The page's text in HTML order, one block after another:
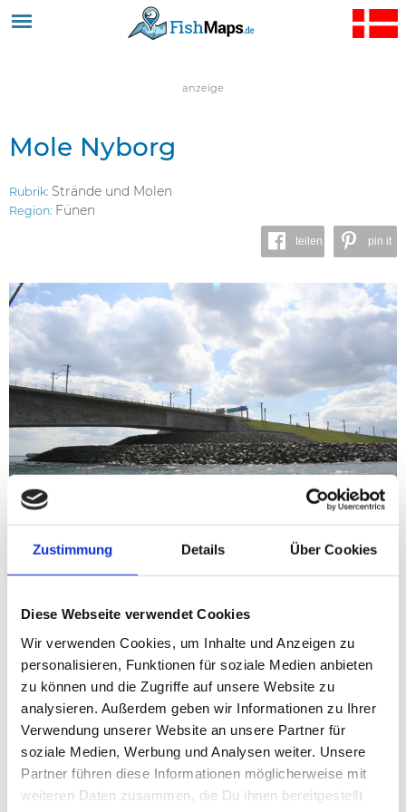
Zustimmung Details Über Cookies
Diese Webseite verwendet Cookies
Wir verwenden Cookies, um Inhalte und Anzeigen zu
personalisieren, Funktionen für soziale Medien anbieten
zu können und die Zugriffe auf unsere Website zu
analysieren. Außerdem geben wir Informationen zu Ihrer
Verwendung unserer Website an unsere Partner für
soziale Medien, Werbung und Analysen weiter. Unsere
Partner führen diese Informationen möglicherweise mit
weiteren Daten zusammen, die Du ihnen bereitgestellt
Jump to navigation
anzeige
Mole Nyborg
Rubrik: Strände und Molen
Region: Fünen
teilen pin it
Aal, Dorsch, Flunder, Hornhecht, Kliesche, Makrele,
Meeräsche, Meerforelle
Mit Sicherheit eine der interessantesten dänischen Molen!
Weit in den großen Belt hineinragend ergeben sich an der
Molenspitze Möglichkeiten, schlichtweg alle Fische zu
erreichen, die man sonst nur vom Boot beangeln kann:
Meerforellen, Dorsche, Plattfische, Hornhechte, Aale und
sogar Makrelen. An den Steinpackungen der Mole treiben